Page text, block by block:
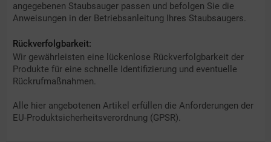
angegebenen Staubsauger passen und befolgen Sie die
Anweisungen in der Betriebsanleitung Ihres Staubsaugers.
Rückverfolgbarkeit:
Wir gewährleisten eine lückenlose Rückverfolgbarkeit der
Produkte für eine schnelle Identifizierung und eventuelle
Rückrufmaßnahmen.
Alle hier angebotenen Artikel erfüllen die Anforderungen der
EU-Produktsicherheitsverordnung (GPSR).